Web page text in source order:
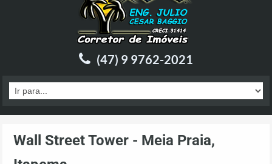
(47) 9 9762-2021
Wall Street Tower - Meia Praia,